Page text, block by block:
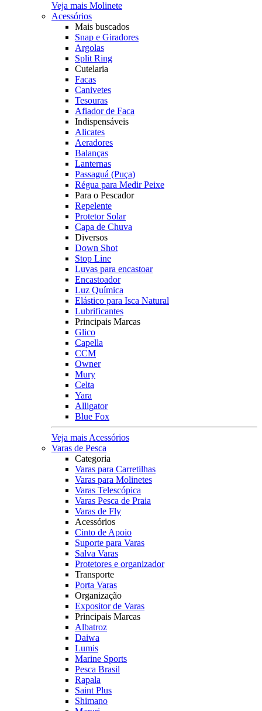
Veja mais Molinete
Acessórios
Mais buscados
Snap e Giradores
Argolas
Split Ring
Cutelaria
Facas
Canivetes
Tesouras
Afiador de Faca
Indispensáveis
Alicates
Aeradores
Balanças
Lanternas
Passaguá (Puça)
Régua para Medir Peixe
Para o Pescador
Repelente
Protetor Solar
Capa de Chuva
Diversos
Down Shot
Stop Line
Luvas para encastoar
Encastoador
Luz Química
Elástico para Isca Natural
Lubrificantes
Principais Marcas
Glico
Capella
CCM
Owner
Mury
Celta
Yara
Alligator
Blue Fox
Veja mais Acessórios
Varas de Pesca
Categoria
Varas para Carretilhas
Varas para Molinetes
Varas Telescópica
Varas Pesca de Praia
Varas de Fly
Acessórios
Cinto de Apoio
Suporte para Varas
Salva Varas
Protetores e organizador
Transporte
Porta Varas
Organização
Expositor de Varas
Principais Marcas
Albatroz
Daiwa
Lumis
Marine Sports
Pesca Brasil
Rapala
Saint Plus
Shimano